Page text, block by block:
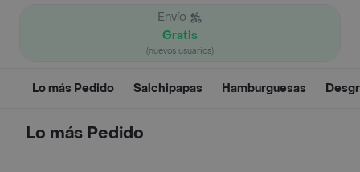
Envío
Gratis
(nuevos usuarios)
Lo más Pedido Salchipapas Hamburguesas
Lo más Pedido